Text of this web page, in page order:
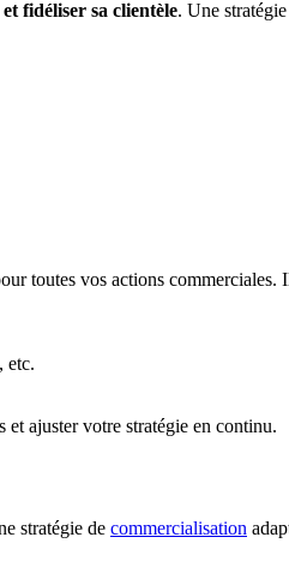
fidéliser sa clientèle. Une
toutes vos actions commerciales.
etc.
ajuster votre stratégie en continu.
stratégie de commercialisation